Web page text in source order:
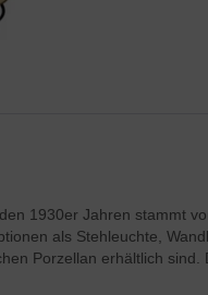
1930er Jahren stammt
als Stehleuchte,
Porzellan erhältlich